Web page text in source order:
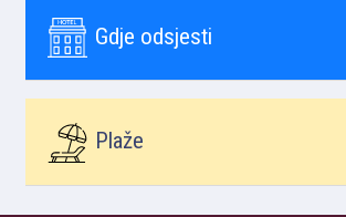
Gdje odsjesti
Plaže